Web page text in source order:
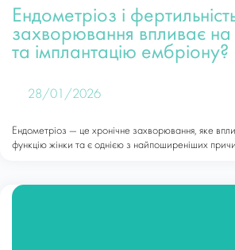
Ендометріоз і
захворювання впливає
та імплантацію ембріону?
28/01/2026
Ендометріоз — це хронічне захворювання, яке
функцію жінки та є однією з найпоширеніших